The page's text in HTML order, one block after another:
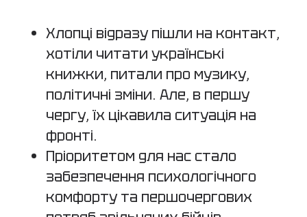
Хлопці відразу пішли на контакт,
хотіли читати українські
книжки, питали про музику,
політичні зміни. Але, в першу
чергу, їх цікавила ситуація на
фронті.
Пріоритетом для нас стало
забезпечення психологічного
комфорту та першочергових